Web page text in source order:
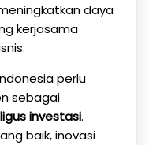
daya
kerjasama
perlu
sebagai
investasi.
baik, inovasi